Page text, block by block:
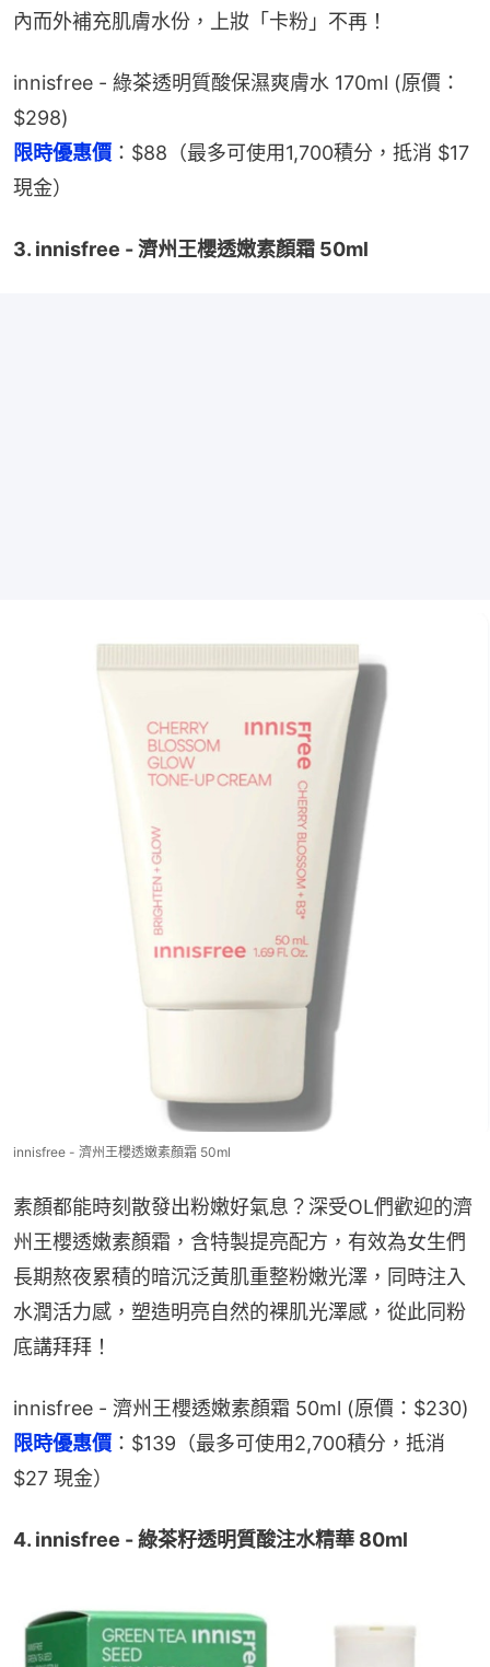
內而外補充肌膚水份，上妝「卡粉」不再！
innisfree - 綠茶透明質酸保濕爽膚水 170ml (原價：
$298)
限時優惠價 ：$88（最多可使用1,700積分，抵消 $17
現金）
3. innisfree - 濟州王櫻透嫩素顏霜 50ml
innisfree - 濟州王櫻透嫩素顏霜 50ml
素顏都能時刻散發出粉嫩好氣息？深受OL們歡迎的濟
州王櫻透嫩素顏霜，含特製提亮配方，有效為女生們
長期熬夜累積的暗沉泛黃肌重整粉嫩光澤，同時注入
水潤活力感，塑造明亮自然的裸肌光澤感，從此同粉
底講拜拜！
innisfree - 濟州王櫻透嫩素顏霜 50ml (原價：$230)
限時優惠價 ：$139（最多可使用2,700積分，抵消
$27 現金）
4. innisfree - 綠茶籽透明質酸注水精華 80ml